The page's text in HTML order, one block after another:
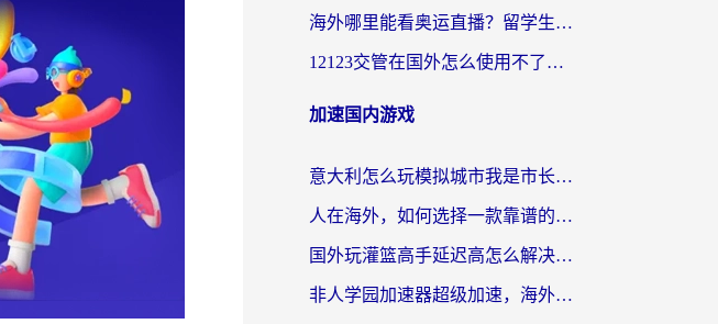
海外哪里能看奥运直播？留学生&海外华人必看的体育赛事观赛终极指南
12123交管在国外怎么使用不了？海外华人必看的无缝访问国内资源指南
加速国内游戏
意大利怎么玩模拟城市我是市长？海外党国服游戏加速终极攻略（附三国3量子特攻解决办法）
人在海外，如何选择一款靠谱的玩剑灵2加速器？
国外玩灌篮高手延迟高怎么解决？海外玩家国服游戏加速终极指南
非人学园加速器超级加速，海外玩家重返国服的通行证